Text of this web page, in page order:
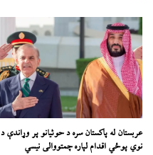
عربستان له پاکستان سره د حوثیانو پر وړاندې د
نوي پوځي اقدام لپاره چمتووالی نیسي